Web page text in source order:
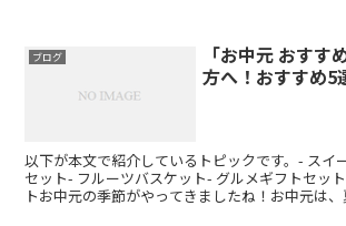
ブログ
「お中元 おすす
方へ！おすすめ5
以下が本文で紹介しているトピックです。- スイ
セット- フルーツバスケット- グルメギフトセッ
トお中元の季節がやってきましたね！お中元は